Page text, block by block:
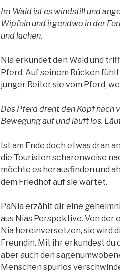
Im Wald ist es windstill und
Wipfeln und irgendwo in der
und lachen.
Nia erkundet den Wald und
Pferd. Auf seinem Rücken
junger Reiter sie vom Pferd,
Das Pferd dreht den Kopf nach
Bewegung auf und läuft los.
Ist am Ende doch etwas dran
die Touristen scharenweise
möchte es herausfinden und
dem Friedhof auf sie wartet.
PaNia erzählt dir eine
aus Nias Perspektive. Von der
Nia hereinversetzen, sie wird
Freundin. Mit ihr erkundest
aber auch den
Menschen spurlos